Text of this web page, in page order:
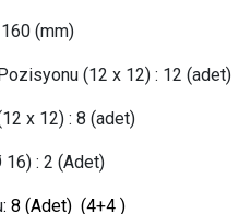
(mm)
(12 x 12) : 12 (adet)
x 12) : 8 (adet)
16) : 2 (Adet)
: 8 (Adet) (4+4 )